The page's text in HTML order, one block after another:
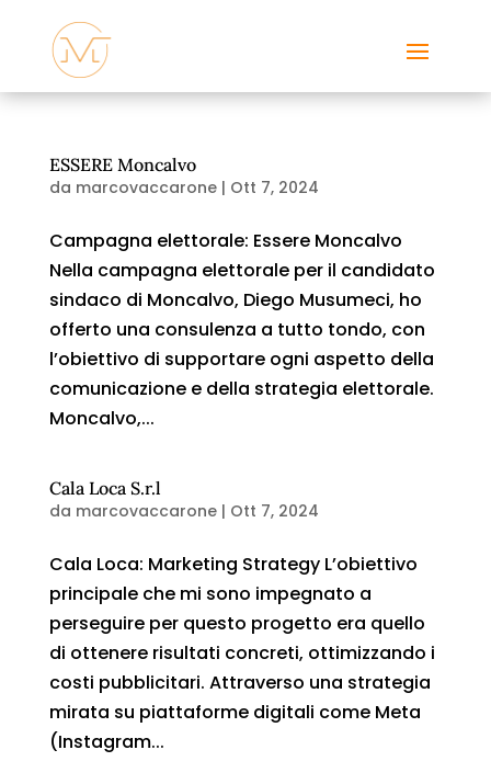
ESSERE Moncalvo
da marcovaccarone| Ott 7, 2024
Campagna elettorale: Essere Moncalvo
Nella campagna elettorale per il candidato
sindaco di Moncalvo, Diego Musumeci, ho
offerto una consulenza a tutto tondo, con
l’obiettivo di supportare ogni aspetto della
comunicazione e della strategia elettorale.
Moncalvo,...
Cala Loca S.r.l
da marcovaccarone| Ott 7, 2024
Cala Loca: Marketing Strategy L’obiettivo
principale che mi sono impegnato a
perseguire per questo progetto era quello
di ottenere risultati concreti, ottimizzando i
costi pubblicitari. Attraverso una strategia
mirata su piattaforme digitali come Meta
(Instagram...